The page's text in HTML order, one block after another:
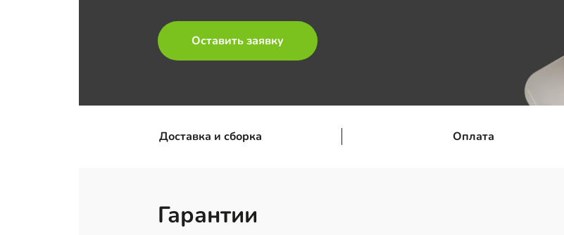
Оставить заявку
Доставка и сборка Оплата
Гарантии